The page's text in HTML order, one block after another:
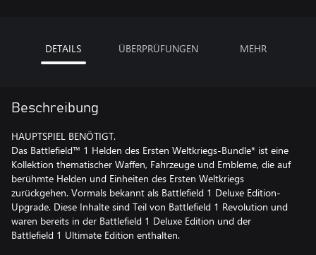
DETAILS ÜBERPRÜFUNGEN MEHR
Beschreibung
HAUPTSPIEL BENÖTIGT.
Das Battlefield™ 1 Helden des Ersten Weltkriegs-Bundle* ist eine
Kollektion thematischer Waffen, Fahrzeuge und Embleme, die auf
berühmte Helden und Einheiten des Ersten Weltkriegs
zurückgehen. Vormals bekannt als Battlefield 1 Deluxe Edition-
Upgrade. Diese Inhalte sind Teil von Battlefield 1 Revolution und
waren bereits in der Battlefield 1 Deluxe Edition und der
Battlefield 1 Ultimate Edition enthalten.